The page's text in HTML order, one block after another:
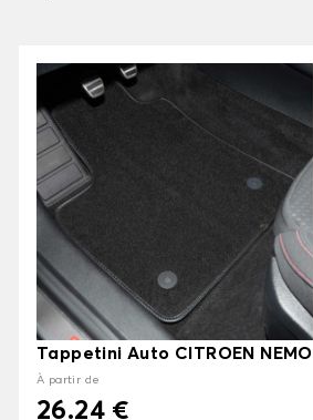
Tappetini Auto CITROEN NEMO
À partir de
26.24 €